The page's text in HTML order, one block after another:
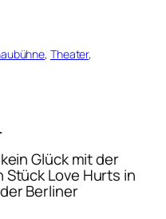
, Theater
Glück mit der
StückLove Hurts in
Berliner